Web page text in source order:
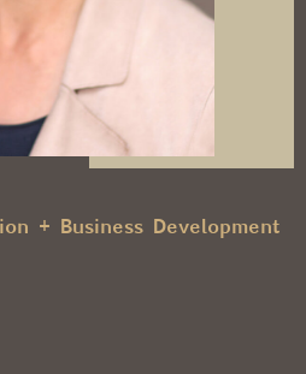
+ Business Development